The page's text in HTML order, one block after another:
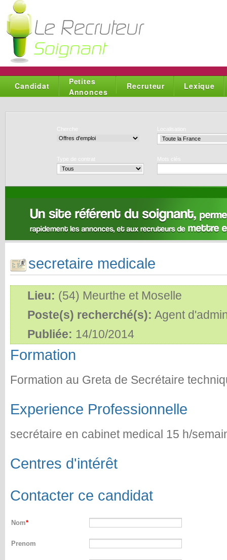
Candidat
Petites
Annonces
Recruteur Lexique
Cherche Localisation
Type de contrat Mots clés
secretaire medicale
Lieu: (54) Meurthe et Moselle
Poste(s) recherché(s): Agent
Publiée: 14/10/2014
Formation
Formation au Greta de Secrétaire
Experience Professionnelle
secrétaire en cabinet medical 15 h/
Centres d'intérêt
Contacter ce candidat
Nom
Prenom